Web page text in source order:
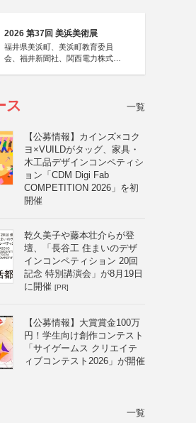
2026 第37回 美浜美術展
福井県美浜町、美浜町教育委員
会、福井新聞社、関西電力株式会
ス 一覧
【公募情報】カインズ×コク
ヨ×VUILDがタッグ、家具・
木工品デザインコンペティシ
ョン「CDM Digi Fab
COMPETITION 2026」を初
開催
乾久美子や藤本壮介らが登
壇、「長谷工 住まいのデザ
インコンペティション 20回
記念 特別講演会」が8月19日
に開催 [PR]
【公募情報】大賞賞金100万
円！学生向け創作コンテスト
「サイゲームス クリエイテ
ィブコンテスト2026」が開催
一覧